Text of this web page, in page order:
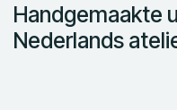
Handgemaakte
Nederlands